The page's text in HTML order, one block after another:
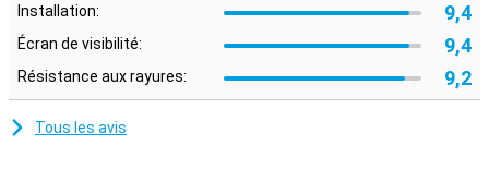
Installation: 9,4
Écran de visibilité: 9,4
Résistance aux rayures: 9,2
Tous les avis